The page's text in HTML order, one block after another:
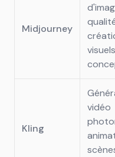
Midjourney
visuels
Kling
vidéo